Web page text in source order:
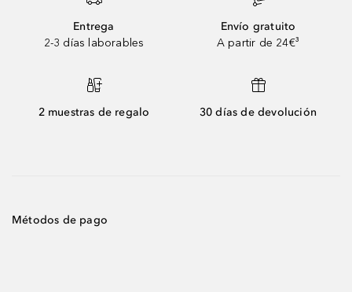
Entrega
2-3 días laborables
Envío gratuito
A partir de 24€³
2 muestras de regalo 30 días de devolución
Métodos de pago